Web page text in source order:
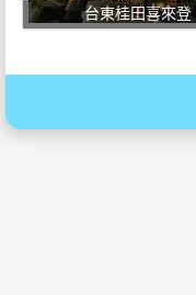
台東桂田喜來登